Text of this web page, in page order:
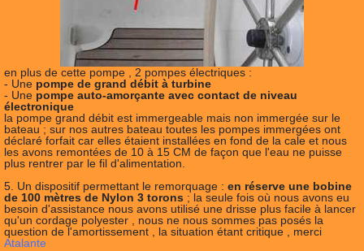
en plus de cette pompe , 2 pompes électriques :
- Une pompe de grand débit à turbine
- Une pompe auto-amorçante avec contact de niveau
électronique
la pompe grand débit est immergeable mais non immergée sur le
bateau ; sur nos autres bateau toutes les pompes immergées ont
déclaré forfait car elles étaient installées en fond de la cale et nous
les avons remontées de 10 à 15 CM de façon que l'eau ne puisse
plus rentrer par le fil d'alimentation.
5. Un dispositif permettant le remorquage : en réserve une bobine
de 100 mètres de Nylon 3 torons ; la seule fois où nous avons eu
besoin d'assistance nous avons utilisé une drisse plus facile à lancer
qu'un cordage polyester , nous ne nous sommes pas posés la
question de l'amortissement , la situation étant critique , merci
Atalante